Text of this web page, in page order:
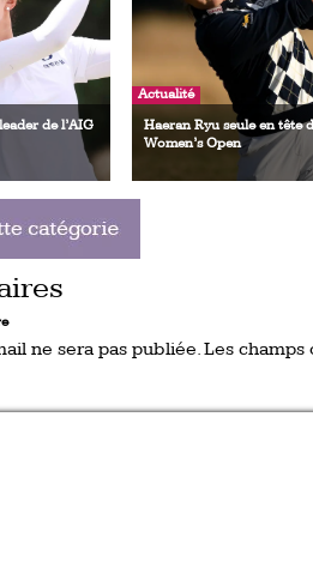
de l’AIG
Actualité
Haeran Ryu seule en tête
Women’s Open
ne sera pas publiée.Les champs